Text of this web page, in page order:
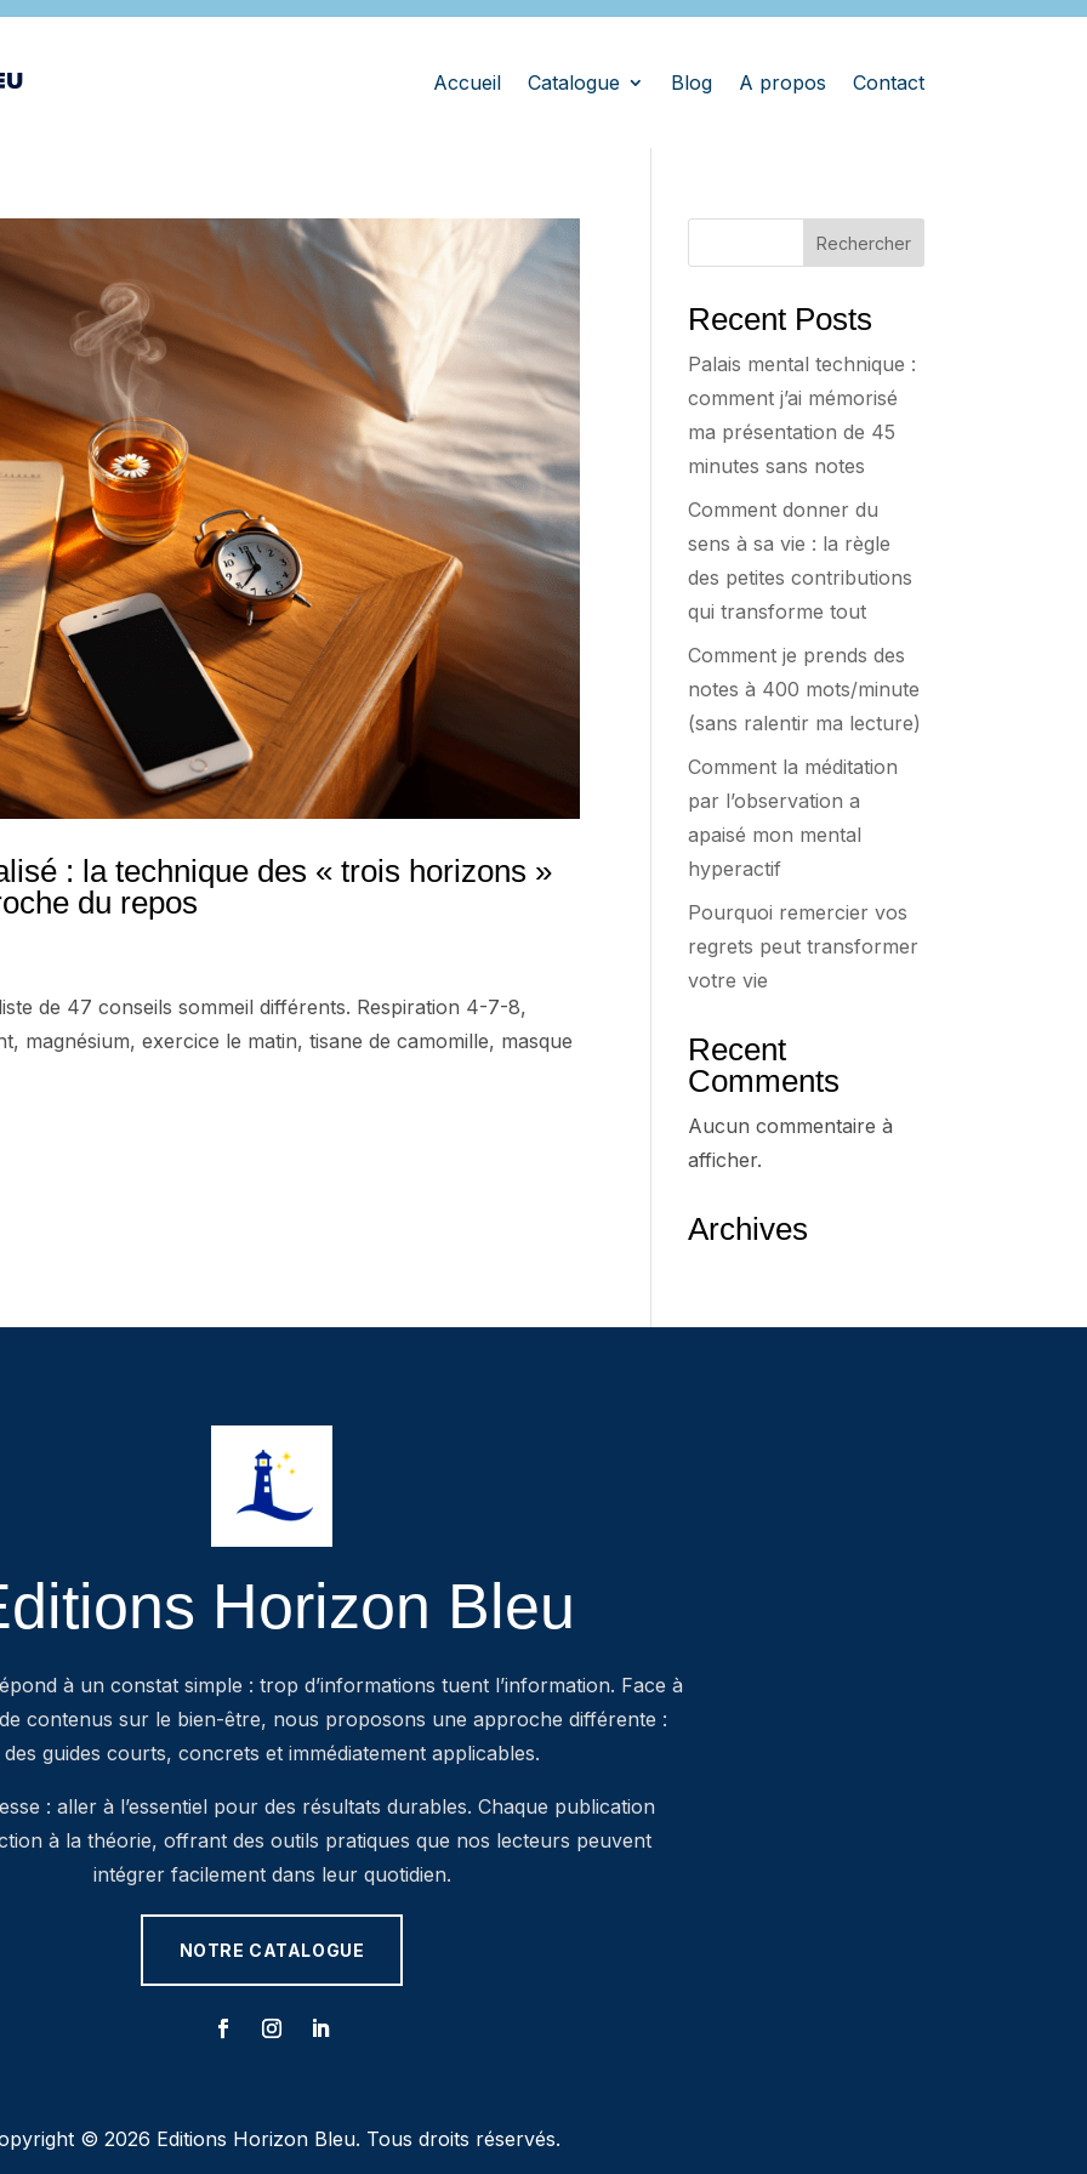
Accueil Catalogue Blog A propos Contact
: la technique des « trois horizons »
du repos
de 47 conseils sommeil différents. Respiration 4-7-8,
magnésium, exercice le matin, tisane de camomille, masque
Rechercher
Recent Posts
Palais mental technique :
comment j’ai mémorisé
ma présentation de 45
minutes sans notes
Comment donner du
sens à sa vie : la règle
des petites contributions
qui transforme tout
Comment je prends des
notes à 400 mots/minute
(sans ralentir ma lecture)
Comment la méditation
par l’observation a
apaisé mon mental
hyperactif
Pourquoi remercier vos
regrets peut transformer
votre vie
Recent
Comments
Aucun commentaire à
afficher.
Archives
Horizon Bleu
à un constat simple : trop d’informations tuent l’information. Face à
contenus sur le bien-être, nous proposons une approche différente :
des guides courts, concrets et immédiatement applicables.
: aller à l’essentiel pour des résultats durables. Chaque publication
à la théorie, offrant des outils pratiques que nos lecteurs peuvent
intégrer facilement dans leur quotidien.
NOTRE CATALOGUE
© 2026 Editions Horizon Bleu. Tous droits réservés.